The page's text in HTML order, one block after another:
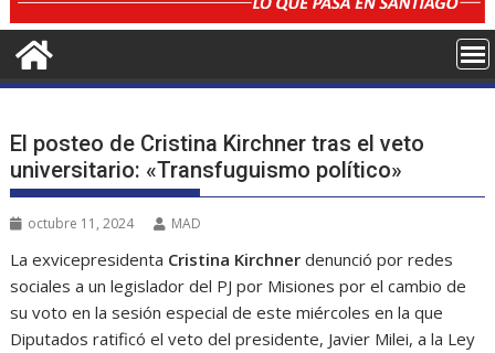
El posteo de Cristina Kirchner tras el veto
universitario: «Transfuguismo político»
octubre 11, 2024 MAD
La exvicepresidenta Cristina Kirchnerdenunció por redes
sociales a un legislador del PJ por Misiones por el cambio de
su voto en la sesión especial de este miércoles en la que
Diputados ratificó el veto del presidente, Javier Milei, a la Ley